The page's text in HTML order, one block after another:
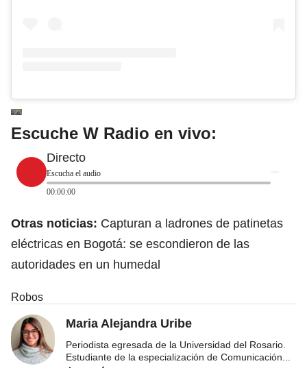
Escuche W Radio en vivo:
Directo
Escucha el audio
00:00:00
Otras noticias: Capturan a ladrones de patinetas
eléctricas en Bogotá: se escondieron de las
autoridades en un humedal
Robos
Maria Alejandra Uribe
Periodista egresada de la Universidad del Rosario.
Estudiante de la especialización de Comunicación